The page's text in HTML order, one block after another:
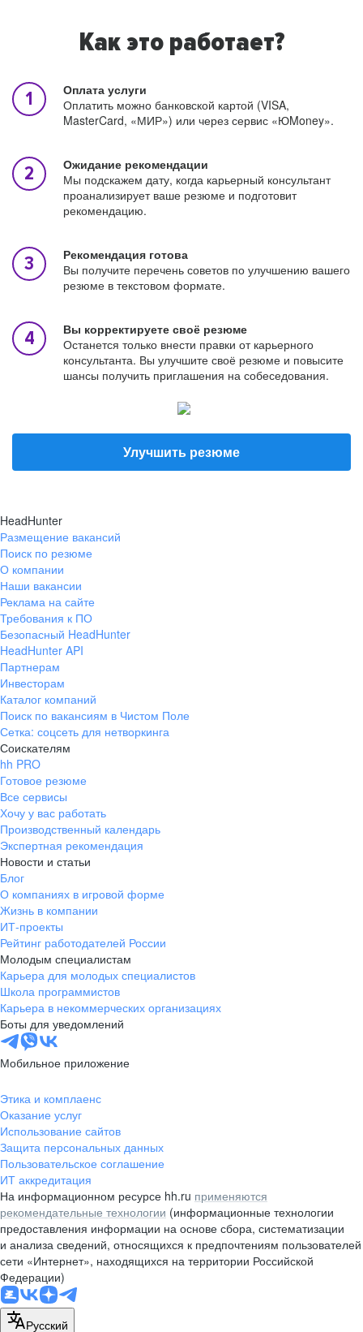
Как это работает?
Оплата услуги
Оплатить можно банковской картой (VISA,
MasterCard, «МИР») или через сервис «ЮMoney».
Ожидание рекомендации
Мы подскажем дату, когда карьерный консультант
проанализирует ваше резюме и подготовит
рекомендацию.
Рекомендация готова
Вы получите перечень советов по улучшению вашего
резюме в текстовом формате.
Вы корректируете своё резюме
Останется только внести правки от карьерного
консультанта. Вы улучшите своё резюме и повысите
шансы получить приглашения на собеседования.
Улучшить резюме
HeadHunter
Размещение вакансий
Поиск по резюме
О компании
Наши вакансии
Реклама на сайте
Требования к ПО
Безопасный HeadHunter
HeadHunter API
Партнерам
Инвесторам
Каталог компаний
Поиск по вакансиям в Чистом Поле
Сетка: соцсеть для нетворкинга
Соискателям
hh PRO
Готовое резюме
Все сервисы
Хочу у вас работать
Производственный календарь
Экспертная рекомендация
Новости и статьи
Блог
О компаниях в игровой форме
Жизнь в компании
ИТ-проекты
Рейтинг работодателей России
Молодым специалистам
Карьера для молодых специалистов
Школа программистов
Карьера в некоммерческих организациях
Боты для уведомлений
Мобильное приложение
Этика и комплаенс
Оказание услуг
Использование сайтов
Защита персональных данных
Пользовательское соглашение
ИТ аккредитация
На информационном ресурсе hh.ru применяются
рекомендательные технологии (информационные технологии
предоставления информации на основе сбора, систематизации
и анализа сведений, относящихся к предпочтениям пользователей
сети «Интернет», находящихся на территории Российской
Федерации)
Русский